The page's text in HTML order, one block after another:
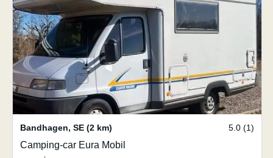
Bandhagen, SE (2 km) 5.0 (1)
Camping-car Eura Mobil